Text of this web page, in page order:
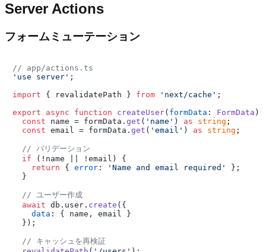
Server Actions
フォームミューテーション
// app/actions.ts
'use server' ;
import { revalidatePath } from 'next/cache' ;
export
async function createUser( formData : FormData )
const name = formData. get ( 'name' ) as string ;
const email = formData. get ( 'email' ) as string ;
// バリデーション
if (!name || !email) {
return { error : 'Name and email required'
};
  }
// ユーザー作成
await db. user . create ({
data : { name, email }
  });
// キャッシュを再検証